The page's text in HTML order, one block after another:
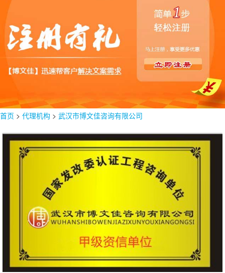
首页 > 代理机构 > 武汉市博文佳咨询有限公司